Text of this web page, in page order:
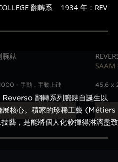
翻轉系
1934 年：
Reverso 翻轉系列腕錶自誕生以
展核心。積家的珍稀工藝 (Métiers
藝，是能將個人化發揮得淋漓盡致
腕錶
- 手動，手動上鏈 45.6 x